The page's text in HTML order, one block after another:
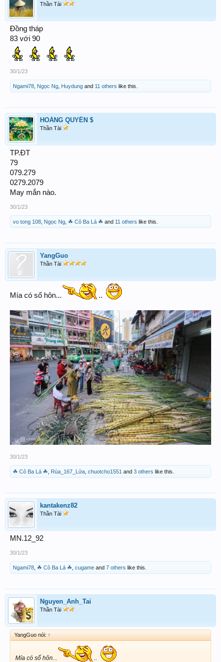
Thần Tài
Đồng tháp
83 với 90
30/1/23
Ngami78 Ngọc Ng Huydung and 11 others like this.
HOÀNG QUYÊN $
Thần Tài
TP.ĐT
79
079.279
0279.2079
May mắn nào.
30/1/23
vo tong 108 Ngọc Ng ☘ Cỏ Ba Lá ☘ and 11 others like this.
YangGuo
Thần Tài
Mía có số hôn... ..
30/1/23
☘ Cỏ Ba Lá ☘ Rùa_167_Lửa chuotcho1551 and 3 others like this.
kantakenz82
Thần Tài
MN.12_92
30/1/23
Ngami78 ☘ Cỏ Ba Lá ☘ cugame and 7 others like this.
Nguyen_Anh_Tai
Thần Tài
YangGuo nói: ↑
Mía có số hôn...